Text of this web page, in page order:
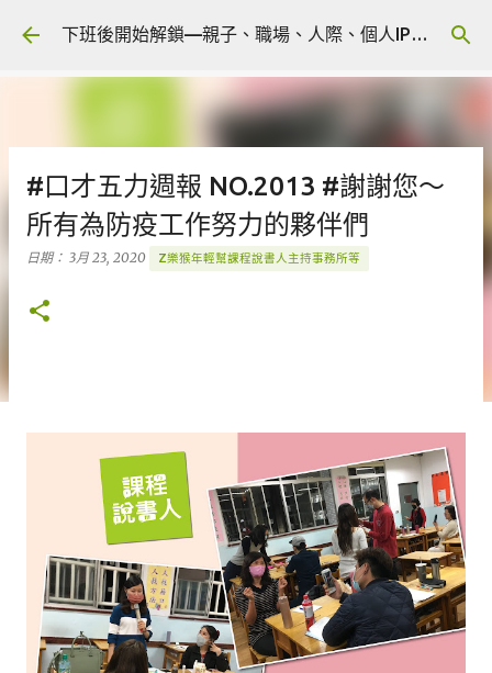
跳到主要內容 下班後開始解鎖—親子、職場、人際、個人IP 🎧 Podcast
#口才五力週報 NO.2013 #謝謝您～
所有為防疫工作努力的夥伴們
日期： 3月 23, 2020 Z樂猴年輕幫課程說書人主持事務所等